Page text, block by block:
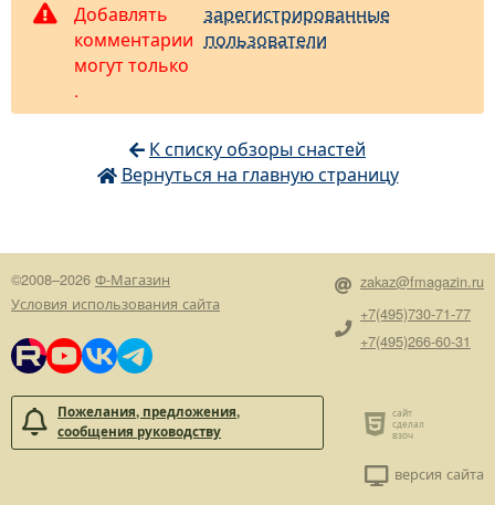
Добавлять
комментарии
могут только
зарегистрированные
пользователи
.
К списку обзоры снастей
Вернуться на главную страницу
©2008–2026 Ф-Магазин
Условия использования сайта
Пожелания, предложения,
сообщения руководству
zakaz@fmagazin.ru
+7(495)730-71-77
+7(495)266-60-31
версия сайта